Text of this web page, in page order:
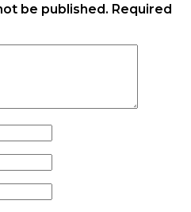
be published. Required